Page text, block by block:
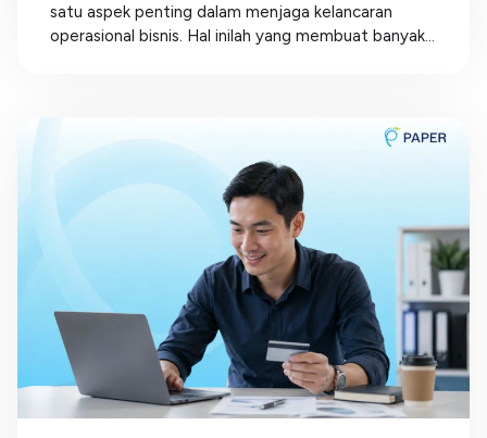
satu aspek penting dalam menjaga kelancaran
operasional bisnis. Hal inilah yang membuat banyak...